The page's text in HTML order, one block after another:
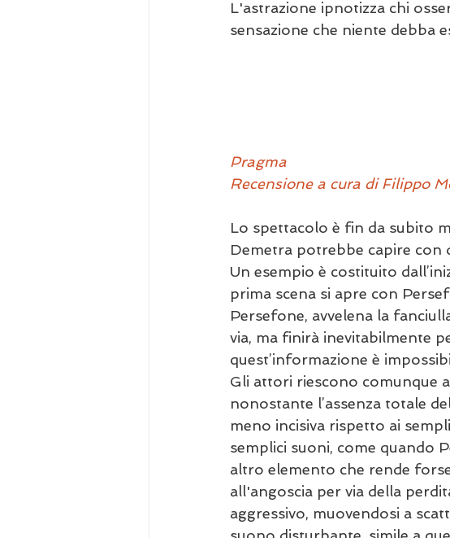
L'astrazione ipnotizza chi
sensazione che niente debba
Pragma
Recensione a cura di Filippo
Lo spettacolo è fin da subito
Demetra potrebbe capire con
Un esempio è costituito
prima scena si apre con
Persefone, avvelena la
via, ma finirà inevitabilmente
quest’informazione è
Gli attori riescono comunque
nonostante l’assenza totale
meno incisiva rispetto ai
semplici suoni, come quando
altro elemento che rende
all'angoscia per via della
aggressivo, muovendosi a